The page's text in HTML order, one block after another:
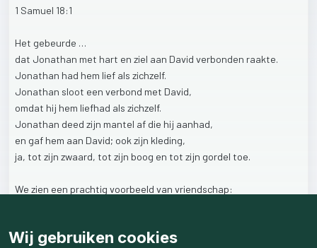
1 Samuel 18:1
Het gebeurde …
dat Jonathan met hart en ziel aan David verbonden raakte.
Jonathan had hem lief als zichzelf.
Jonathan sloot een verbond met David,
omdat hij hem liefhad als zichzelf.
Jonathan deed zijn mantel af die hij aanhad,
en gaf hem aan David; ook zijn kleding,
ja, tot zijn zwaard, tot zijn boog en tot zijn gordel toe.
We zien een prachtig voorbeeld van vriendschap:
enJonathanheeftwerkelijkállesvoor
Wij gebruiken cookies